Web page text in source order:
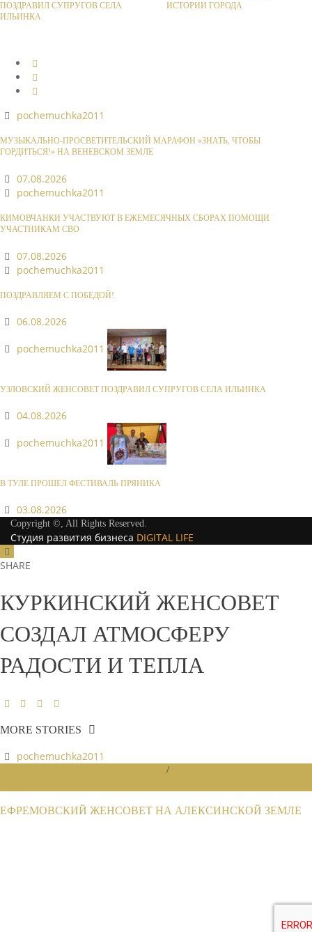
ПОЗДРАВИЛ СУПРУГОВ СЕЛА
ИЛЬИНКА
ИСТОРИИ ГОРОДА
pochemuchka2011
МУЗЫКАЛЬНО-ПРОСВЕТИТЕЛЬСКИЙ МАРАФОН «ЗНАТЬ, ЧТОБЫ
ГОРДИТЬСЯ!» НА ВЕНЕВСКОМ ЗЕМЛЕ
07.08.2026
pochemuchka2011
КИМОВЧАНКИ УЧАСТВУЮТ В ЕЖЕМЕСЯЧНЫХ СБОРАХ ПОМОЩИ
УЧАСТНИКАМ СВО
07.08.2026
pochemuchka2011
ПОЗДРАВЛЯЕМ С ПОБЕДОЙ!
06.08.2026
pochemuchka2011
УЗЛОВСКИЙ ЖЕНСОВЕТ ПОЗДРАВИЛ СУПРУГОВ СЕЛА ИЛЬИНКА
04.08.2026
pochemuchka2011
В ТУЛЕ ПРОШЕЛ ФЕСТИВАЛЬ ПРЯНИКА
03.08.2026
Copyright ©, All Rights Reserved.
Студия развития бизнеса DIGITAL LIFE
SHARE
КУРКИНСКИЙ ЖЕНСОВЕТ
СОЗДАЛ АТМОСФЕРУ
РАДОСТИ И ТЕПЛА
MORE STORIES
pochemuchka2011
/
ЕФРЕМОВСКИЙ ЖЕНСОВЕТ НА АЛЕКСИНСКОЙ ЗЕМЛЕ